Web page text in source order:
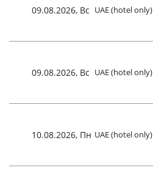
09.08.2026, Вс UAE (hotel only)
09.08.2026, Вс UAE (hotel only)
10.08.2026, Пн UAE (hotel only)